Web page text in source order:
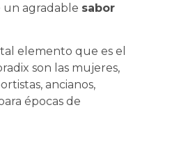
un agradable sabor
elemento que es el
son las mujeres,
ancianos,
épocas de